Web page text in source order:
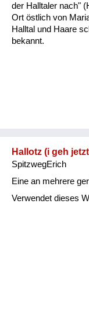
der Halltaler nach"
Ort östlich von
Halltal und Haare
bekannt.
Hallotz (i geh
SpitzwegErich
Eine an mehrere
Verwendet dieses